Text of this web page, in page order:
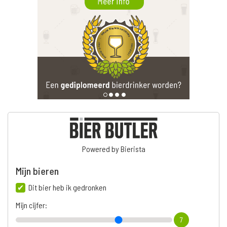
Powered by Bierista
Mijn bieren
Dit bier heb ik gedronken
Mijn cijfer:
7